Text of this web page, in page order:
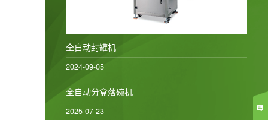
全自动封罐机
2024-09-05
全自动分盒落碗机
2025-07-23